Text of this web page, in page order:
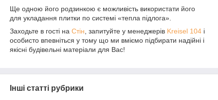
Ще одною його родзинкою є можливість використати його
для укладання плитки по системі «тепла підлога».
Заходьте в гості на Стін , запитуйте у менеджерів Kreisel 104 і
особисто впевніться у тому що ми вміємо підбирати надійні і
якісні будівельні матеріали для Вас!
Інші статті рубрики